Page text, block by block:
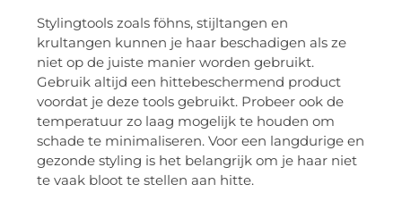
Stylingtools zoals föhns, stijltangen en
krultangen kunnen je haar beschadigen als ze
niet op de juiste manier worden gebruikt.
Gebruik altijd een hittebeschermend product
voordat je deze tools gebruikt. Probeer ook de
temperatuur zo laag mogelijk te houden om
schade te minimaliseren. Voor een langdurige en
gezonde styling is het belangrijk om je haar niet
te vaak bloot te stellen aan hitte.